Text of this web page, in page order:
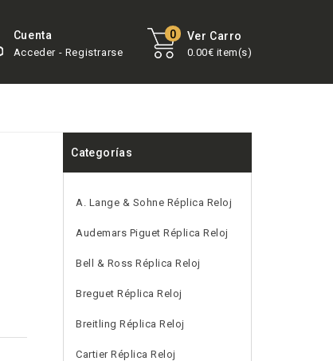
Ver Carro
0.00€ item(s)
0
Cuenta
Acceder - Registrarse
Categorías
A. Lange & Sohne Réplica Reloj
Audemars Piguet Réplica Reloj
Bell & Ross Réplica Reloj
Breguet Réplica Reloj
Breitling Réplica Reloj
Cartier Réplica Reloj